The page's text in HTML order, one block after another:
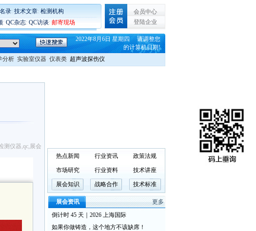
录: 技术文章: 检测机构
: QC杂志: QC访谈: 邮寄现场
会员中心
登陆企业
2022年8月6日 星期四 请调整您
的计算机日期!
分析 实验室仪器 仪表类 超声波探伤仪
测仪器,qc,展会
热点新闻 行业资讯 政策法规
市场研究 行业资料 技术讲座
展会知识 战略合作 技术标准
展会资讯
更多
倒计时 45 天｜2026 上海国际
如果你做铸造，这个地方不该缺席！